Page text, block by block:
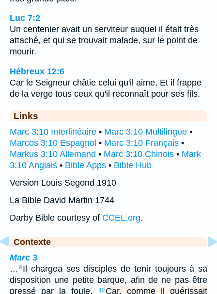
Luc 7:2
Un centenier avait un serviteur auquel il était très
attaché, et qui se trouvait malade, sur le point de
mourir.
Hébreux 12:6
Car le Seigneur châtie celui qu'il aime, Et il frappe
de la verge tous ceux qu'il reconnaît pour ses fils.
Links
Marc 3:10 Interlinéaire • Marc 3:10 Multilingue •
Marcos 3:10 Espagnol • Marc 3:10 Français •
Markus 3:10 Allemand • Marc 3:10 Chinois • Mark
3:10 Anglais • Bible Apps • Bible Hub
Version Louis Segond 1910
La Bible David Martin 1744
Darby Bible courtesy of CCEL.org.
Contexte
Marc 3
… 9 Il chargea ses disciples de tenir toujours à sa
disposition une petite barque, afin de ne pas être
pressé par la foule.
10 Car, comme il guérissait